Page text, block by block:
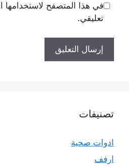
في هذا المتصفح لاستخدامها
تعليقي.
تصنيفات
ادوات صحية
ارفف